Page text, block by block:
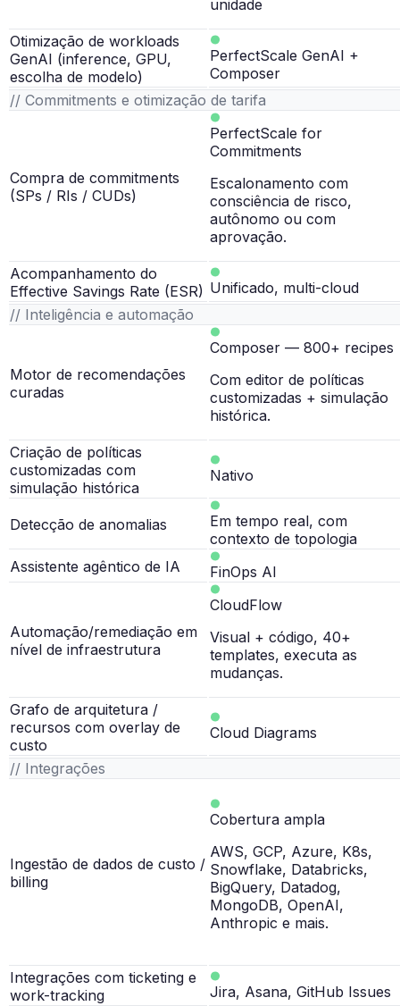
unidade
Otimização de workloads
GenAI (inference, GPU,
escolha de modelo)
PerfectScale GenAI +
Composer
// Commitments e otimização de tarifa
Compra de commitments
(SPs / RIs / CUDs)
PerfectScale for
Commitments
Escalonamento com
consciência de risco,
autônomo ou com
aprovação.
Acompanhamento do
Effective Savings Rate (ESR) Unificado, multi-cloud
// Inteligência e automação
Motor de recomendações
curadas
Composer — 800+ recipes
Com editor de políticas
customizadas + simulação
histórica.
Criação de políticas
customizadas com
simulação histórica
Nativo
Detecção de anomalias
Em tempo real, com
contexto de topologia
Assistente agêntico de IA
FinOps AI
Automação/remediação em
nível de infraestrutura
CloudFlow
Visual + código, 40+
templates, executa as
mudanças.
Grafo de arquitetura /
recursos com overlay de
custo
Cloud Diagrams
// Integrações
Ingestão de dados de custo /
billing
Cobertura ampla
AWS, GCP, Azure, K8s,
Snowflake, Databricks,
BigQuery, Datadog,
MongoDB, OpenAI,
Anthropic e mais.
Integrações com ticketing e
work-tracking
Jira, Asana, GitHub Issues